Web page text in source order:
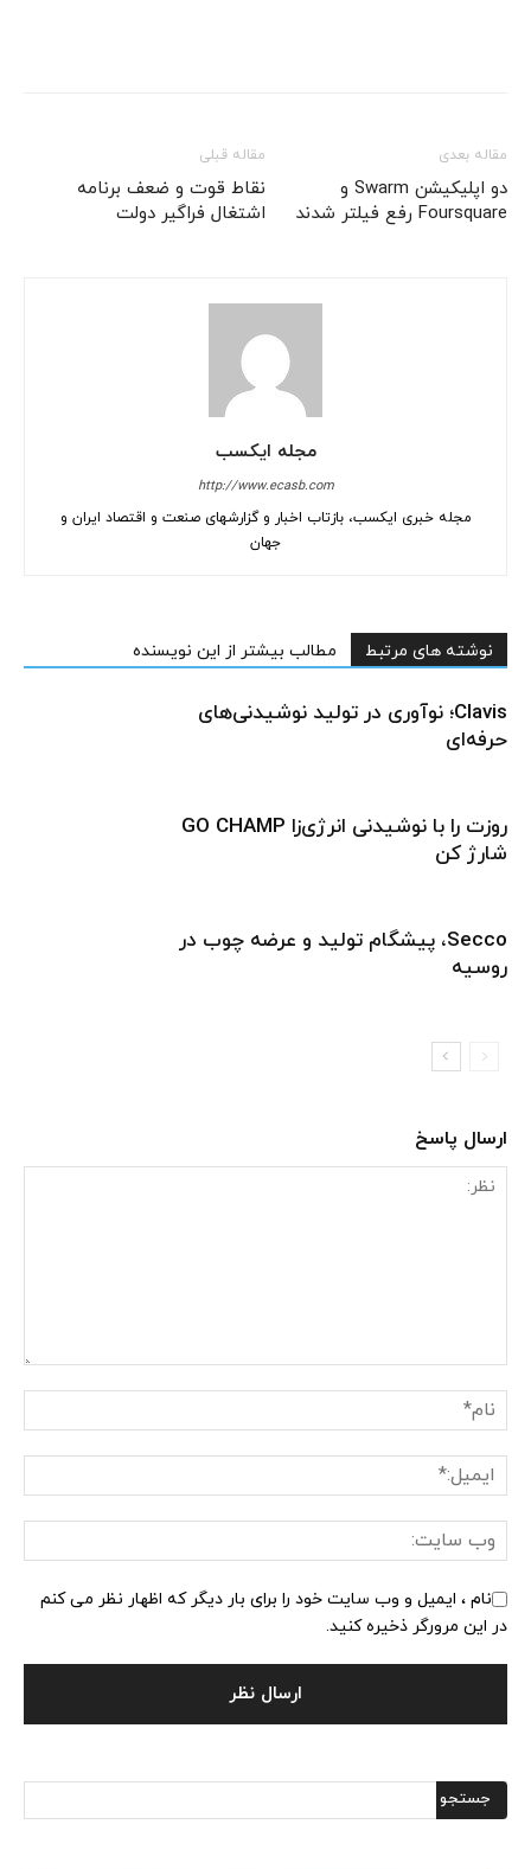
مقاله قبلی
نقاط قوت و ضعف برنامه
اشتغال فراگیر دولت
مقاله بعدی
دو اپلیکیشن Swarm و
Foursquare رفع فیلتر شدند
مجله ایکسب
http://www.ecasb.com
مجله خبری ایکسب، بازتاب اخبار و گزارشهای صنعت و اقتصاد ایران و
جهان
نوشته های مرتبط مطالب بیشتر از این نویسنده
Clavis؛ نوآوری در تولید نوشیدنی‌های
حرفه‌ای
روزت را با نوشیدنی انرژی‌زا GO CHAMP
شارژ کن
Secco، پیشگام تولید و عرضه چوب در
روسیه
ارسال پاسخ
نام ، ایمیل و وب سایت خود را برای بار دیگر که اظهار نظر می کنم
در این مرورگر ذخیره کنید.